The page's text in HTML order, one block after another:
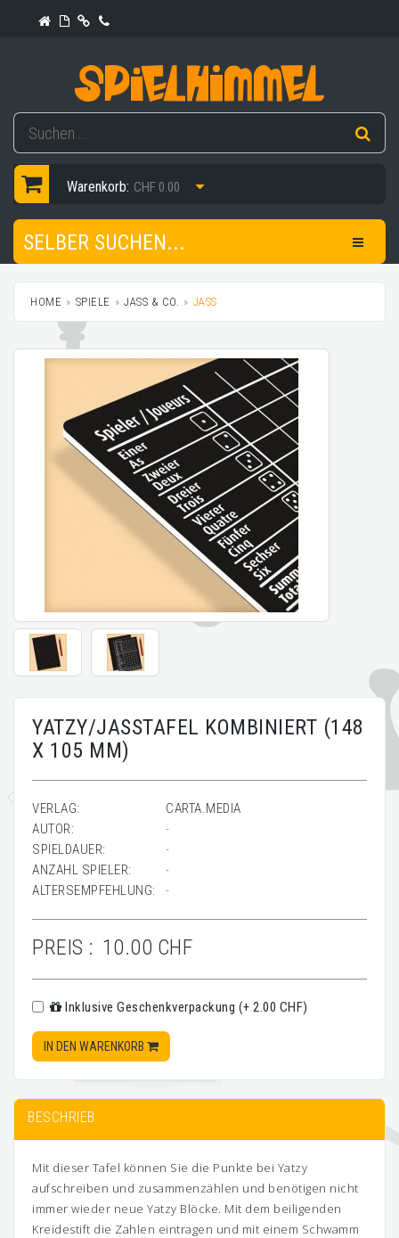
Warenkorb: CHF 0.00
SELBER SUCHEN...
HOME SPIELE JASS & CO. JASS
YATZY/JASSTAFEL KOMBINIERT (148
X 105 MM)
VERLAG:
CARTA.MEDIA
AUTOR:
-
SPIELDAUER:
-
ANZAHL SPIELER:
-
ALTERSEMPFEHLUNG:
-
PREIS : 10.00 CHF
Inklusive Geschenkverpackung (+ 2.00 CHF)
IN DEN WARENKORB
BESCHRIEB
Mit dieser Tafel können Sie die Punkte bei Yatzy
aufschreiben und zusammenzählen und benötigen nicht
immer wieder neue Yatzy Blöcke. Mit dem beiligenden
Kreidestift die Zahlen eintragen und mit einem Schwamm